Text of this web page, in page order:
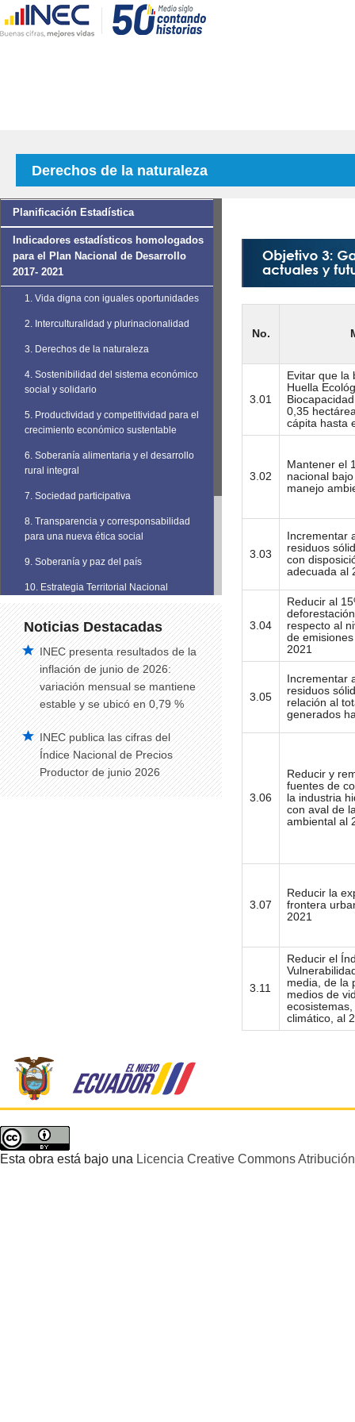
Derechos de la naturaleza
Planificación Estadística
Indicadores estadísticos homologados
para el Plan Nacional de Desarrollo
2017- 2021
1. Vida digna con iguales oportunidades
2. Interculturalidad y plurinacionalidad
3. Derechos de la naturaleza
4. Sostenibilidad del sistema económico
social y solidario
5. Productividad y competitividad para el
crecimiento económico sustentable
6. Soberanía alimentaria y el desarrollo
rural integral
7. Sociedad participativa
8. Transparencia y corresponsabilidad
para una nueva ética social
9. Soberanía y paz del país
10. Estrategia Territorial Nacional
Noticias Destacadas
INEC presenta resultados de la
inflación de junio de 2026:
variación mensual se mantiene
estable y se ubicó en 0,79 %
INEC publica las cifras del
Índice Nacional de Precios
Productor de junio 2026
No.
3.01
Evitar que la
Huella
0,35
cápita hasta
3.02
Mantener el
nacional
manejo
3.03
Incrementar
residuos
con
adecuada al
3.04
Reducir al
respecto al
de
2021
3.05
Incrementar
residuos
relación al
generados
3.06
Reducir y
fuentes de
la industria
con aval de
ambiental al
3.07
Reducir la
frontera
2021
3.11
Reducir el
media, de la
medios de
climático, al
Esta obra está bajo una Licencia Creative Commons